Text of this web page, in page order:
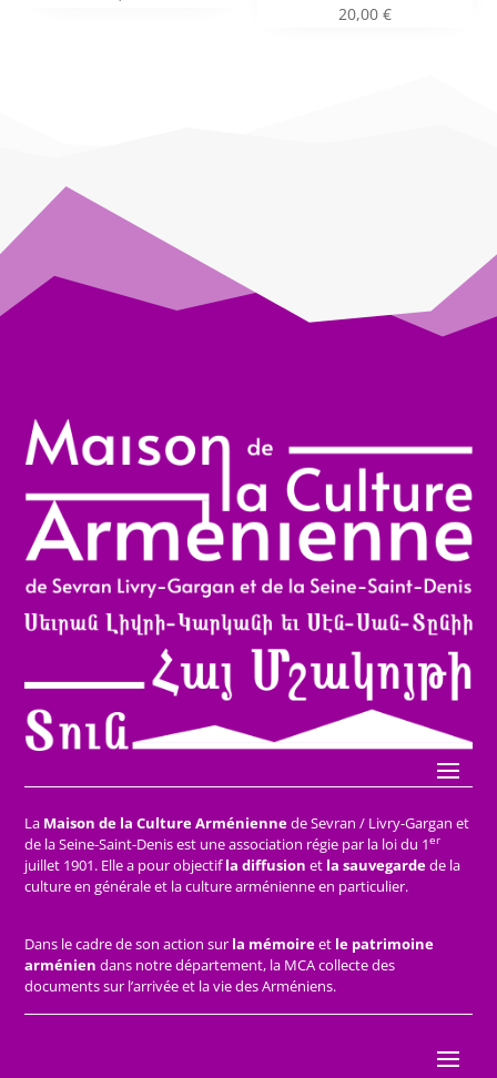
20,00 €
La Maison de la Culture Arméniennede Sevran / Livry-Gargan et
de la Seine-Saint-Denis est une association régie par la loi du 1er
juillet 1901. Elle a pour objectifla diffusion et la sauvegardede la
culture en générale et la culture arménienne en particulier.
Dans le cadre de son action sur la mémoireet le patrimoine
arménien dans notre département, la MCA collecte des
documents sur l’arrivée et la vie des Arméniens.